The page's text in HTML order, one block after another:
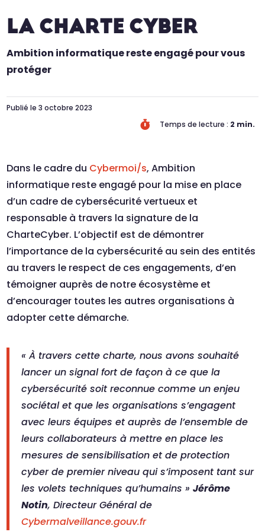
LA CHARTE CYBER
Ambition informatique reste engagé pour vous
protéger
Publié le 3 octobre 2023
 Temps de lecture : 2 min.
Dans le cadre du Cybermoi/s, Ambition
informatique reste engagé pour la mise en place
d’un cadre de cybersécurité vertueux et
responsable à travers la signature de la
CharteCyber. L’objectif est de démontrer
l’importance de la cybersécurité au sein des entités
au travers le respect de ces engagements, d’en
témoigner auprès de notre écosystème et
d’encourager toutes les autres organisations à
adopter cette démarche.
« À travers cette charte, nous avons souhaité
lancer un signal fort de façon à ce que la
cybersécurité soit reconnue comme un enjeu
sociétal et que les organisations s’engagent
avec leurs équipes et auprès de l’ensemble de
leurs collaborateurs à mettre en place les
mesures de sensibilisation et de protection
cyber de premier niveau qui s’imposent tant sur
les volets techniques qu’humains »Jérôme
Notin, Directeur Général de
Cybermalveillance.gouv.fr